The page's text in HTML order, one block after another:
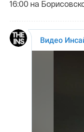
16:00 на